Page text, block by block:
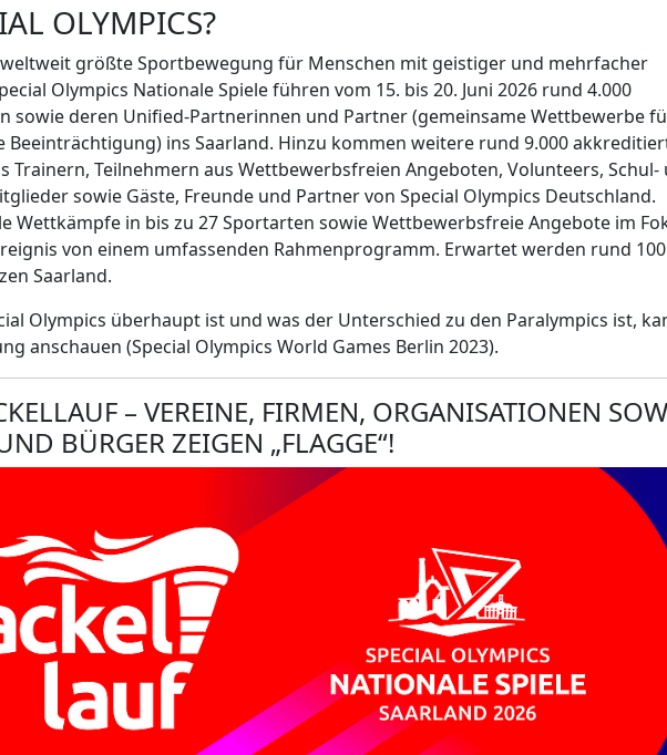
OLYMPICS?
größte Sportbewegung für Menschen mit geistiger und mehrfacher
Olympics Nationale Spiele führen vom 15. bis 20. Juni 2026 rund 4.000
sowie deren Unified-Partnerinnen und Partner (gemeinsame Wettbewerbe
Beeinträchtigung) ins Saarland. Hinzu kommen weitere rund 9.000
Trainern, Teilnehmern aus Wettbewerbsfreien Angeboten, Volunteers, Schul-
sowie Gäste, Freunde und Partner von Special Olympics Deutschland.
Wettkämpfe in bis zu 27 Sportarten sowie Wettbewerbsfreie Angebote im
von einem umfassenden Rahmenprogramm. Erwartet werden rund
Saarland.
Olympics überhaupt ist und was der Unterschied zu den Paralympics ist,
anschauen (Special Olympics World Games Berlin 2023).
– VEREINE, FIRMEN, ORGANISATIONEN
BÜRGER ZEIGEN „FLAGGE“!